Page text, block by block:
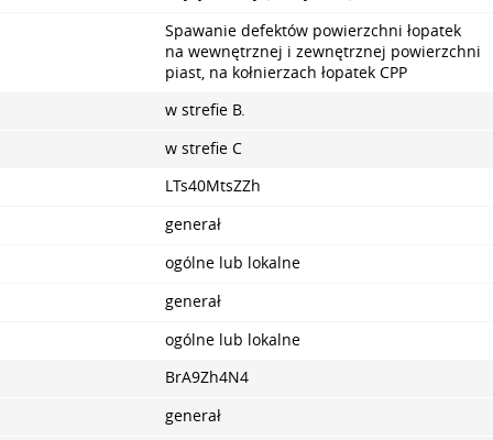
Spawanie defektów powierzchni łopatek
na wewnętrznej i zewnętrznej powierzchni
piast, na kołnierzach łopatek CPP
w strefie B.
w strefie C
LTs40MtsZZh
generał
ogólne lub lokalne
generał
ogólne lub lokalne
BrA9Zh4N4
generał